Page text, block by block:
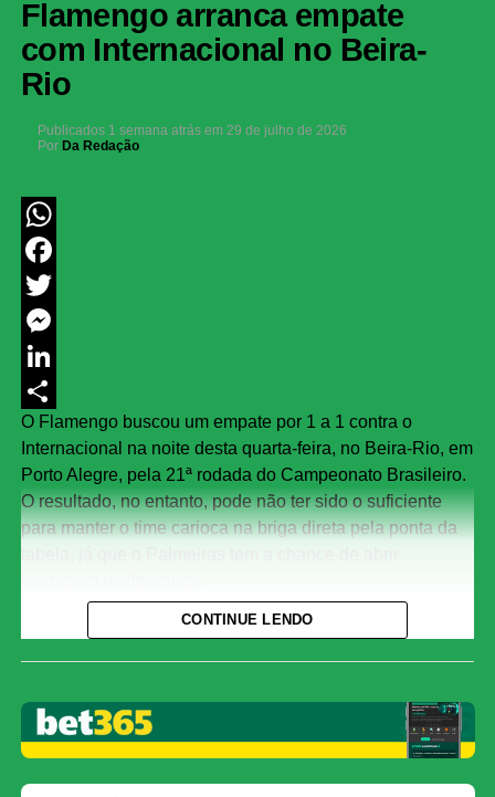
Flamengo arranca empate
com Internacional no Beira-
Rio
Publicados 1 semana atrás em 29 de julho de 2026
Por Da Redação
WhatsApp
Facebook
Twitter
Messenger
LinkedIn
Share
O Flamengo buscou um empate por 1 a 1 contra o
Internacional na noite desta quarta-feira, no Beira-Rio, em
Porto Alegre, pela 21ª rodada do Campeonato Brasileiro.
O resultado, no entanto, pode não ter sido o suficiente
para manter o time carioca na briga direta pela ponta da
Com o ponto conquistado, o Flamengo se mantém na
com que iniciou a rodada.
O jogo
CONTINUE LENDO